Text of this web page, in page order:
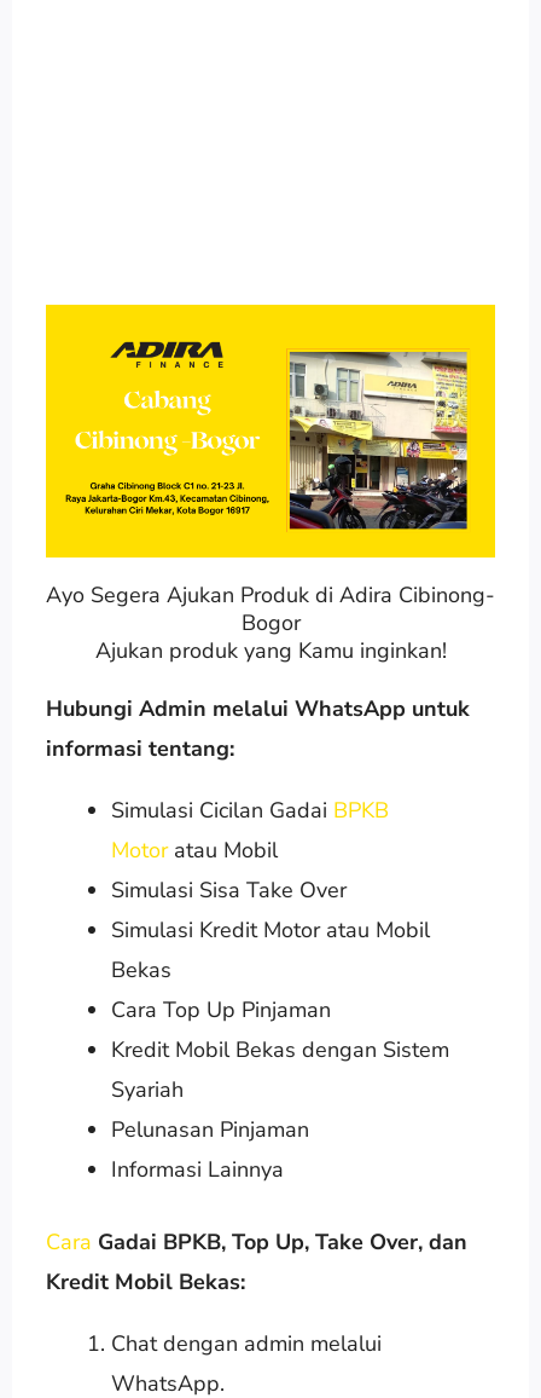
Ayo Segera Ajukan Produk di Adira Cibinong-
Bogor
Ajukan produk yang Kamu inginkan!
Hubungi Admin melalui WhatsApp untuk
informasi tentang:
Simulasi Cicilan Gadai BPKB
Motoratau Mobil
Simulasi Sisa Take Over
Simulasi Kredit Motor atau Mobil
Bekas
Cara Top Up Pinjaman
Kredit Mobil Bekas dengan Sistem
Syariah
Pelunasan Pinjaman
Informasi Lainnya
Cara Gadai BPKB, Top Up, Take Over, dan
Kredit Mobil Bekas:
Chat dengan admin melalui
WhatsApp.